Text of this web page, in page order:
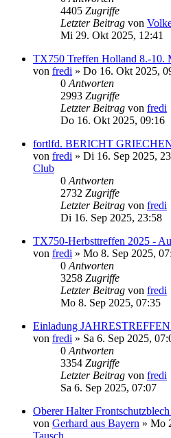
4405 Zugriffe
Letzter Beitrag von
Mi 29. Okt 2025, 12:41
TX750 Treffen Holland 8.-10.
von fredi » Do 16. Okt 2025,
0 Antworten
2993 Zugriffe
Letzter Beitrag von fredi
Do 16. Okt 2025, 09:16
fortlfd. BERICHT
von fredi » Di 16. Sep 2025,
Club
0 Antworten
2732 Zugriffe
Letzter Beitrag von fredi
Di 16. Sep 2025, 23:58
TX750-Herbsttreffen 2025 -
von fredi » Mo 8. Sep 2025,
0 Antworten
3258 Zugriffe
Letzter Beitrag von fredi
Mo 8. Sep 2025, 07:35
Einladung
von fredi » Sa 6. Sep 2025,
0 Antworten
3354 Zugriffe
Letzter Beitrag von fredi
Sa 6. Sep 2025, 07:07
Oberer Halter
von Gerhard aus Bayern » Mo
Tausch